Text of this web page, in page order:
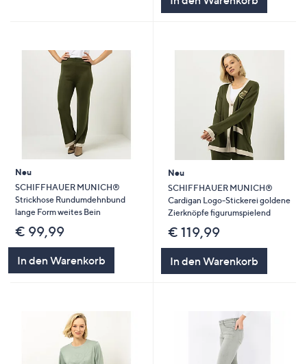
Neu
SCHIFFHAUER MUNICH®
Strickhose Rundumdehnbund
lange Form weites Bein
€ 99,99
In den Warenkorb
Neu
SCHIFFHAUER MUNICH®
Cardigan Logo-Stickerei goldene
Zierknöpfe figurumspielend
€ 119,99
In den Warenkorb